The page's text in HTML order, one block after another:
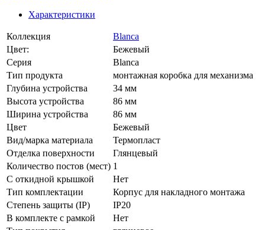
Характеристики
Коллекция
Blanca
Цвет:
Бежевый
Серия
Blanca
Тип продукта
монтажная коробка для механизма
Глубина устройства
34 мм
Высота устройства
86 мм
Ширина устройства
86 мм
Цвет
Бежевый
Вид/марка материала
Термопласт
Отделка поверхности
Глянцевый
Количество постов (мест) 1
С откидной крышкой
Нет
Тип комплектации
Корпус для накладного монтажа
Степень защиты (IP)
IP20
В комплекте с рамкой
Нет